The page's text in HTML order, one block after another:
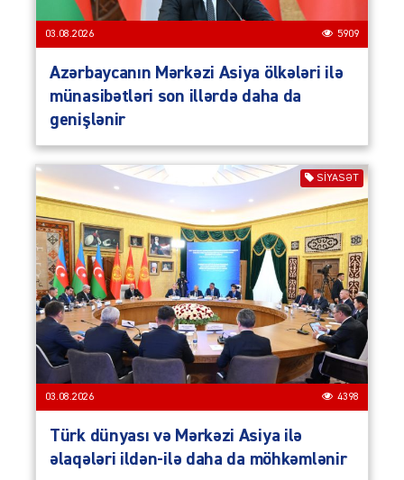
03.08.2026 5909
Azərbaycanın Mərkəzi Asiya ölkələri ilə
münasibətləri son illərdə daha da
genişlənir
SIYASƏT
03.08.2026 4398
Türk dünyası və Mərkəzi Asiya ilə
əlaqələri ildən-ilə daha da möhkəmlənir